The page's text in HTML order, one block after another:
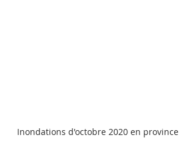
Inondations d'octobre 2020 en province